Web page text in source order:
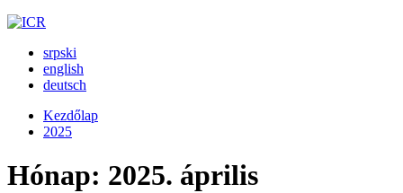
srpski
english
deutsch
Kezdőlap
2025
Hónap: 2025. április